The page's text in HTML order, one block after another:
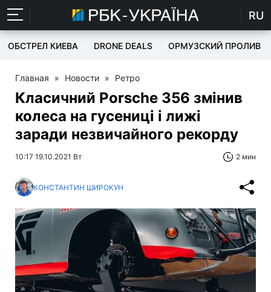
RU
ОБСТРЕЛ КИЕВА DRONE DEALS ОРМУЗСКИЙ ПРОЛИВ
Главная » Новости » Ретро
Класичний Porsche 356 змінив
колеса на гусениці і лижі
заради незвичайного рекорду
10:17 19.10.2021 Вт 2 мин
КОНСТАНТИН ШИРОКУН